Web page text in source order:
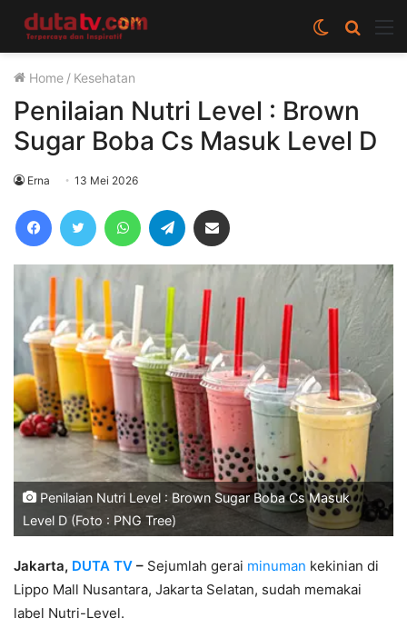
Cari
berita
Switch
skin
Home / Kesehatan
Penilaian Nutri Level : Brown
Sugar Boba Cs Masuk Level D
Erna 13 Mei 2026
FacebookTwitter WhatsAppTelegram
Penilaian Nutri Level : Brown Sugar Boba Cs Masuk
Level D (Foto : PNG Tree)
Jakarta, DUTA TV – Sejumlah gerai minuman kekinian di
Lippo Mall Nusantara, Jakarta Selatan, sudah memakai
label Nutri-Level.